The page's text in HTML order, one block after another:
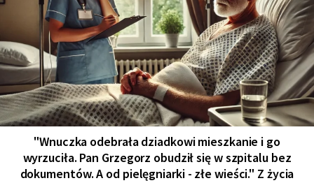
"Wnuczka odebrała dziadkowi mieszkanie i go
wyrzuciła. Pan Grzegorz obudził się w szpitalu bez
dokumentów. A od pielęgniarki - złe wieści." Z życia